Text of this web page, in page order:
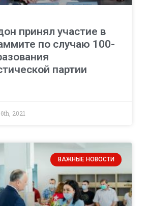
принял участие в
по случаю 100-
партии
2021
ВАЖНЫЕ НОВОСТИ